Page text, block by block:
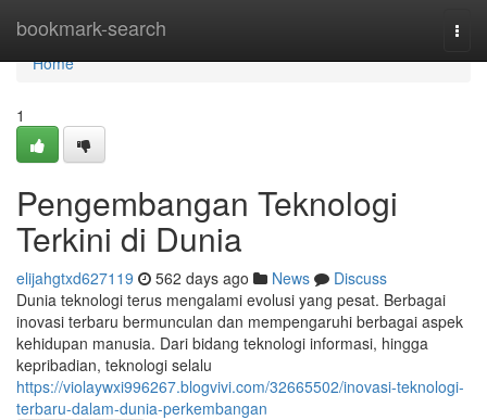
bookmark-search
Home
Home
1
Pengembangan Teknologi
Terkini di Dunia
elijahgtxd627119 562 days ago News
Discuss
Dunia teknologi terus mengalami evolusi yang pesat. Berbagai
inovasi terbaru bermunculan dan mempengaruhi berbagai aspek
kehidupan manusia. Dari bidang teknologi informasi, hingga
kepribadian, teknologi selalu
https://violaywxi996267.blogvivi.com/32665502/inovasi-teknologi-
terbaru-dalam-dunia-perkembangan